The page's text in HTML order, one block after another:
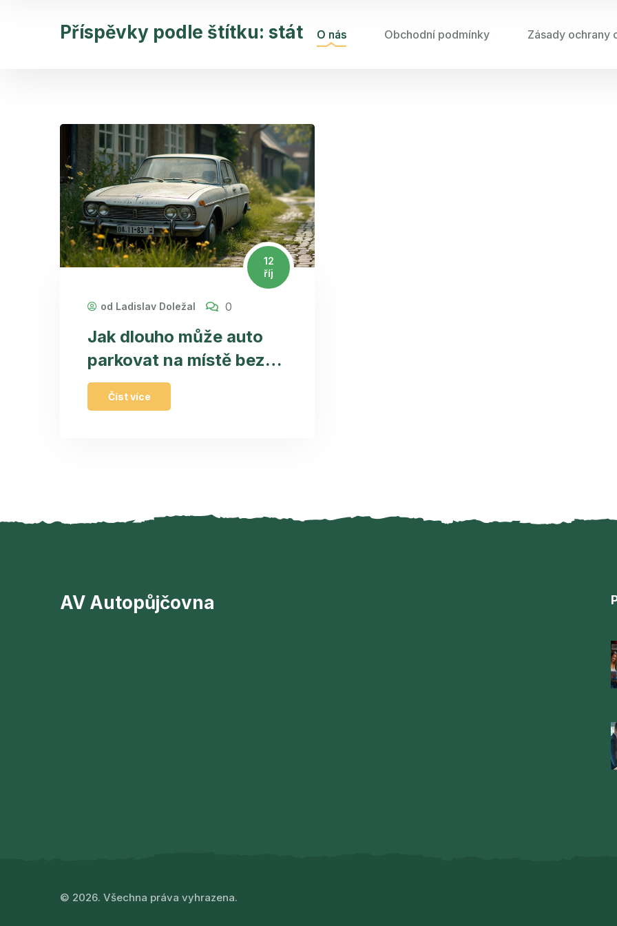
Příspěvky podle štítku: stát O nás Obchodní podmínky Zásady ochrany
12
říj
od Ladislav Doležal 0
Jak dlouho může auto
parkovat na místě bez
pohybu?
Číst více
AV Autopůjčovna
© 2026. Všechna práva vyhrazena.